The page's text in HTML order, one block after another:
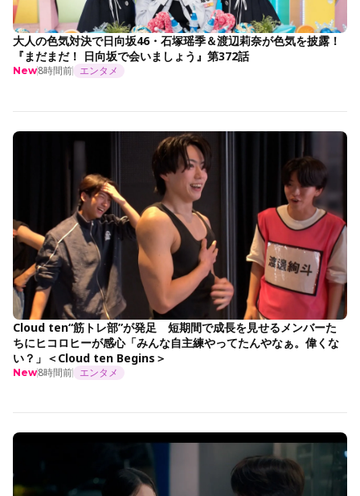
大人の色気対決で日向坂46・石塚瑶季＆渡辺莉奈が色気を披露！
『まだまだ！ 日向坂で会いましょう』第372話
New8時間前 エンタメ
Cloud ten“筋トレ部”が発足 短期間で成長を見せるメンバーた
ちにヒコロヒーが感心「みんな自主練やってたんやなぁ。偉くな
い？」＜Cloud ten Begins＞
New8時間前 エンタメ